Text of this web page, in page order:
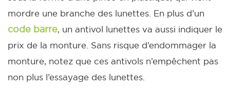
mordre une branche des lunettes. En plus d’un
code barre, un antivol lunettes va aussi indiquer le
prix de la monture. Sans risque d’endommager la
monture, notez que ces antivols n’empêchent pas
non plus l’essayage des lunettes.